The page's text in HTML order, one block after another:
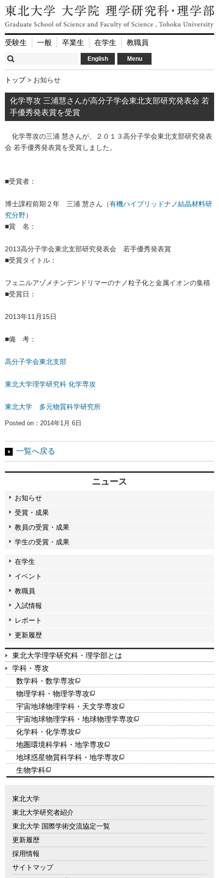
受験生 一般 卒業生 在学生 教職員
English Menu
トップ> お知らせ
化学専攻 三浦慧さんが高分子学会東北支部研究発表会 若
手優秀発表賞を受賞
化学専攻の三浦 慧さんが、２０１３高分子学会東北支部研究発表
会 若手優秀発表賞を受賞しました。
■受賞者：
博士課程前期２年 三浦 慧さん（有機ハイブリッドナノ結晶材料研
究分野）
■賞 名：
2013高分子学会東北支部研究発表会 若手優秀発表賞
■受賞タイトル：
フェニルアゾメチンデンドリマーのナノ粒子化と金属イオンの集積
■受賞日：
2013年11月15日
■備 考：
高分子学会東北支部
東北大学理学研究科 化学専攻
東北大学 多元物質科学研究所
Posted on：2014年1月 6日
一覧へ戻る
ニュース
お知らせ
受賞・成果
教員の受賞・成果
学生の受賞・成果
在学生
イベント
教職員
入試情報
レポート
更新履歴
東北大学理学研究科・理学部とは
学科・専攻
数学科・数学専攻
物理学科・物理学専攻
宇宙地球物理学科・天文学専攻
宇宙地球物理学科・地球物理学専攻
化学科・化学専攻
地圏環境科学科・地学専攻
地球惑星物質科学科・地学専攻
生物学科
東北大学
東北大学研究者紹介
東北大学 国際学術交流協定一覧
更新履歴
採用情報
サイトマップ